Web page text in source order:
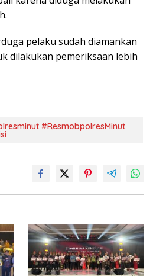
pelaku sudah diamankan
dilakukan pemeriksaan lebih
#ResmobpolresMinut